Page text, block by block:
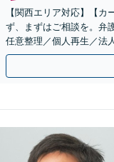
【関西エリア対応】【
ず、まずはご相談を。弁
任意整理／個人再生／法
ご提案【破産管財人経験